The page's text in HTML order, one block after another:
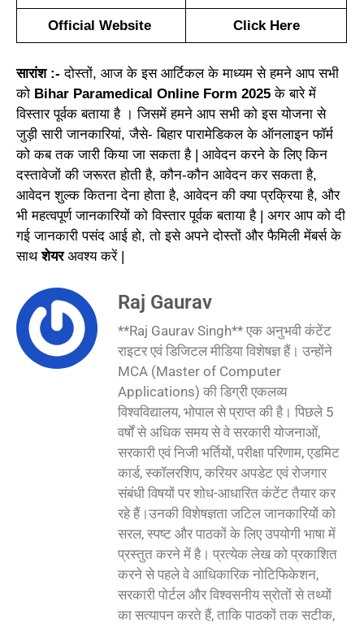
Official Website Click Here
सारांश :-दोस्तों, आज के इस आर्टिकल के माध्यम से हमने आप सभी
को Bihar Paramedical Online Form 2025के बारे में
विस्तार पूर्वक बताया है । जिसमें हमने आप सभी को इस योजना से
जुड़ी सारी जानकारियां, जैसे- बिहार पारामेडिकल के ऑनलाइन फॉर्म
को कब तक जारी किया जा सकता है | आवेदन करने के लिए किन
दस्तावेजों की जरूरत होती है, कौन-कौन आवेदन कर सकता है,
आवेदन शुल्क कितना देना होता है, आवेदन की क्या प्रक्रिया है, और
भी महत्वपूर्ण जानकारियों को विस्तार पूर्वक बताया है | अगर आप को दी
गई जानकारी पसंद आई हो, तो इसे अपने दोस्तों और फैमिली मेंबर्स के
साथशेयरअवश्य करें |
Raj Gaurav
**Raj Gaurav Singh** एक अनुभवी कंटेंट
राइटर एवं डिजिटल मीडिया विशेषज्ञ हैं। उन्होंने
MCA (Master of Computer
Applications) की डिग्री एकलव्य
विश्वविद्यालय, भोपाल से प्राप्त की है। पिछले 5
वर्षों से अधिक समय से वे सरकारी योजनाओं,
सरकारी एवं निजी भर्तियों, परीक्षा परिणाम, एडमिट
कार्ड, स्कॉलरशिप, करियर अपडेट एवं रोजगार
संबंधी विषयों पर शोध-आधारित कंटेंट तैयार कर
रहे हैं।उनकी विशेषज्ञता जटिल जानकारियों को
सरल, स्पष्ट और पाठकों के लिए उपयोगी भाषा में
प्रस्तुत करने में है। प्रत्येक लेख को प्रकाशित
करने से पहले वे आधिकारिक नोटिफिकेशन,
सरकारी पोर्टल और विश्वसनीय स्रोतों से तथ्यों
का सत्यापन करते हैं, ताकि पाठकों तक सटीक,